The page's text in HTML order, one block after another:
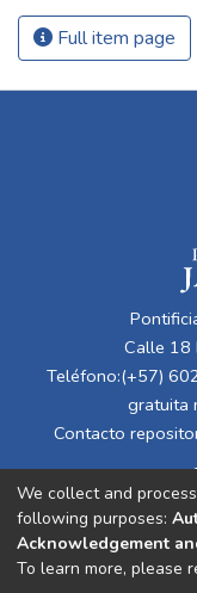
Full item page
Calle 18
Teléfono:(+57)
gratuita
Contacto
We collect and
following purposes:
Acknowledgement
To learn more, please